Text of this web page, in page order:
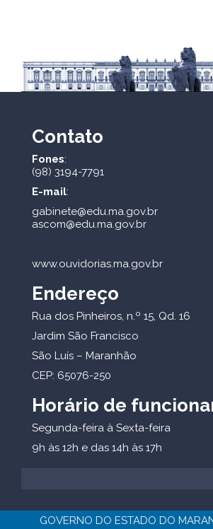
Contato
Fones:
(98) 3194-7791
E-mail:
gabinete@edu.ma.gov.br
ascom@edu.ma.gov.br
www.ouvidorias.ma.gov.br
Endereço
Rua dos Pinheiros, n.º 15, Qd. 16
Jardim São Francisco
São Luís – Maranhão
CEP: 65076-250
Horário de
Segunda-feira à Sexta-feira
9h às 12h e das 14h às 17h
GOVERNO DO ESTADO DO